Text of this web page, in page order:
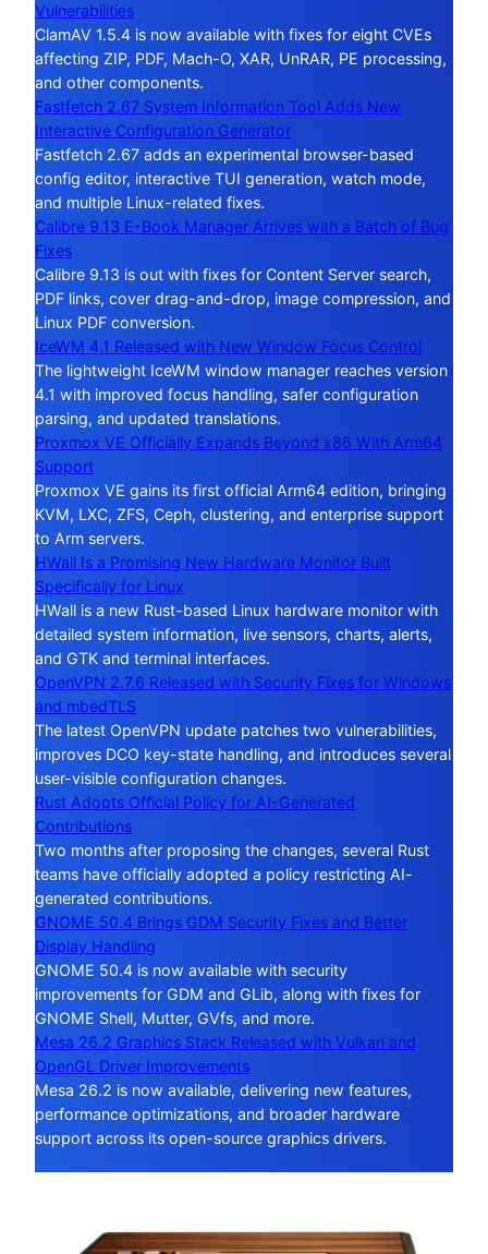
Vulnerabilities
ClamAV 1.5.4 is now available with fixes for eight CVEs
affecting ZIP, PDF, Mach-O, XAR, UnRAR, PE processing,
and other components.
Fastfetch 2.67 System Information Tool Adds New
Interactive Configuration Generator
Fastfetch 2.67 adds an experimental browser-based
config editor, interactive TUI generation, watch mode,
and multiple Linux-related fixes.
Calibre 9.13 E-Book Manager Arrives with a Batch of Bug
Fixes
Calibre 9.13 is out with fixes for Content Server search,
PDF links, cover drag-and-drop, image compression, and
Linux PDF conversion.
IceWM 4.1 Released with New Window Focus Control
The lightweight IceWM window manager reaches version
4.1 with improved focus handling, safer configuration
parsing, and updated translations.
Proxmox VE Officially Expands Beyond x86 With Arm64
Support
Proxmox VE gains its first official Arm64 edition, bringing
KVM, LXC, ZFS, Ceph, clustering, and enterprise support
to Arm servers.
HWall Is a Promising New Hardware Monitor Built
Specifically for Linux
HWall is a new Rust-based Linux hardware monitor with
detailed system information, live sensors, charts, alerts,
and GTK and terminal interfaces.
OpenVPN 2.7.6 Released with Security Fixes for Windows
and mbedTLS
The latest OpenVPN update patches two vulnerabilities,
improves DCO key-state handling, and introduces several
user-visible configuration changes.
Rust Adopts Official Policy for AI-Generated
Contributions
Two months after proposing the changes, several Rust
teams have officially adopted a policy restricting AI-
generated contributions.
GNOME 50.4 Brings GDM Security Fixes and Better
Display Handling
GNOME 50.4 is now available with security
improvements for GDM and GLib, along with fixes for
GNOME Shell, Mutter, GVfs, and more.
Mesa 26.2 Graphics Stack Released with Vulkan and
OpenGL Driver Improvements
Mesa 26.2 is now available, delivering new features,
performance optimizations, and broader hardware
support across its open-source graphics drivers.